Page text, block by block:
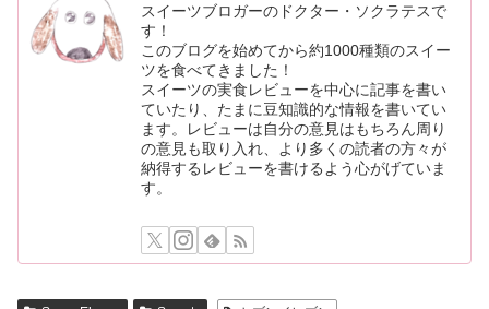
スイーツブロガーのドクター・ソクラテスで
す！
このブログを始めてから約1000種類のスイー
ツを食べてきました！
スイーツの実食レビューを中心に記事を書い
ていたり、たまに豆知識的な情報を書いてい
ます。レビューは自分の意見はもちろん周り
の意見も取り入れ、より多くの読者の方々が
納得するレビューを書けるよう心がげていま
す。